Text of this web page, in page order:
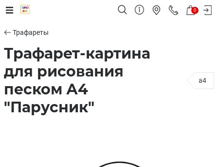
0
Трафареты
Трафарет-картина
для рисования
песком А4
"Парусник"
a4